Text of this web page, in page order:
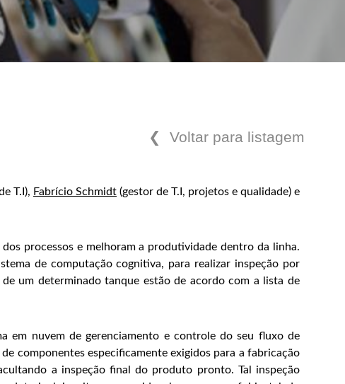
❮ Voltar para listagem
T.I), Fabrício Schmidt (gestor de T.I, projetos e qualidade) e
processos e melhoram a produtividade dentro da linha.
de computação cognitiva, para realizar inspeção por
um determinado tanque estão de acordo com a lista de
em nuvem de gerenciamento e controle do seu fluxo de
componentes especificamente exigidos para a fabricação
a inspeção final do produto pronto. Tal inspeção